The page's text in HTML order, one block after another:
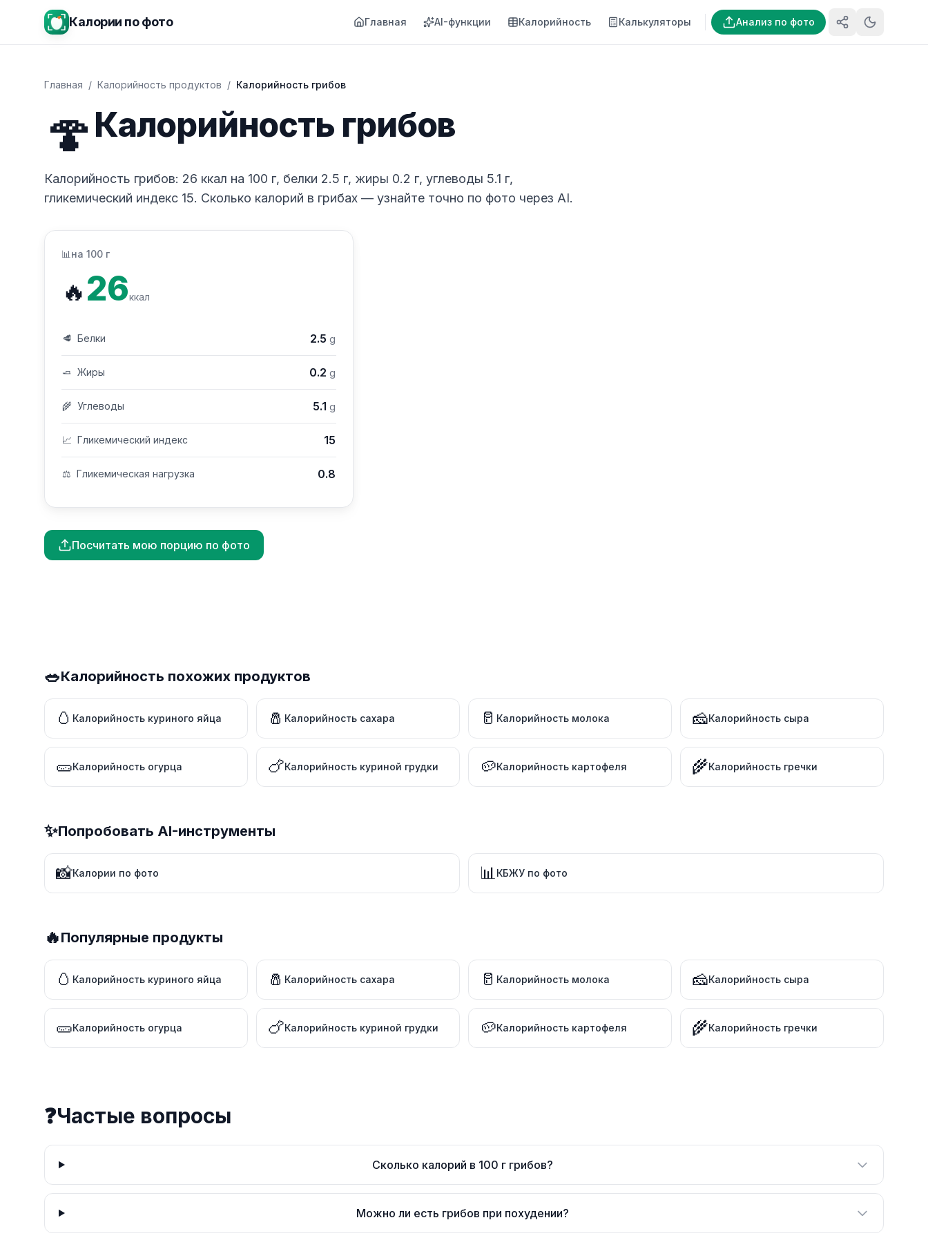
Калории по фото Главная AI-функции Калорийность Калькуляторы Анализ по фото
Главная / Калорийность продуктов / Калорийность грибов
🍄 Калорийность грибов
Калорийность грибов: 26 ккал на 100 г, белки 2.5 г, жиры 0.2 г, углеводы 5.1 г,
гликемический индекс 15. Сколько калорий в грибах — узнайте точно по фото через AI.
📊 на 100 г
🔥26ккал
🥩 Белки 2.5 g
🧈 Жиры 0.2 g
🌾 Углеводы 5.1 g
📈 Гликемический индекс 15
⚖️ Гликемическая нагрузка 0.8
Посчитать мою порцию по фото
🥗Калорийность похожих продуктов
🥚 Калорийность куриного яйца 🧂 Калорийность сахара 🥛 Калорийность молока 🧀Калорийность сыра
🥒Калорийность огурца 🍗Калорийность куриной грудки 🥔Калорийность картофеля 🌾Калорийность гречки
✨Попробовать AI-инструменты
📸Калории по фото 📊КБЖУ по фото
🔥Популярные продукты
🥚 Калорийность куриного яйца 🧂 Калорийность сахара 🥛 Калорийность молока 🧀Калорийность сыра
🥒Калорийность огурца 🍗Калорийность куриной грудки 🥔Калорийность картофеля 🌾Калорийность гречки
❓Частые вопросы
Сколько калорий в 100 г грибов?
Можно ли есть грибов при похудении?